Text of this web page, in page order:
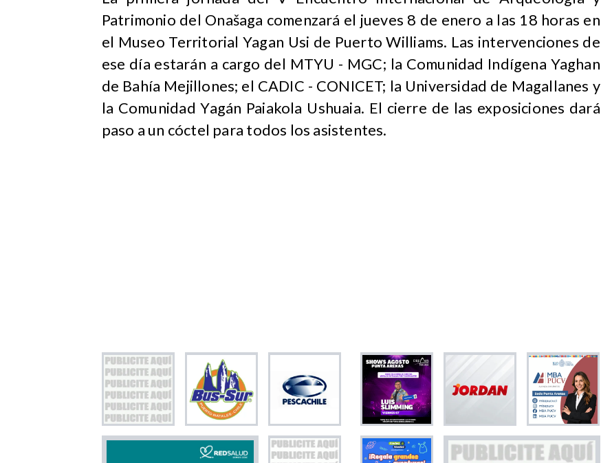
Patrimonio del Onašaga comenzará el jueves 8 de enero a las 18 horas en
el Museo Territorial Yagan Usi de Puerto Williams. Las intervenciones de
ese día estarán a cargo del MTYU - MGC; la Comunidad Indígena Yaghan
de Bahía Mejillones; el CADIC - CONICET; la Universidad de Magallanes y
la Comunidad Yagán Paiakola Ushuaia. El cierre de las exposiciones dará
paso a un cóctel para todos los asistentes.